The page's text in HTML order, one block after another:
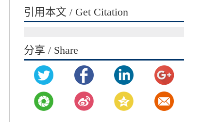
引用本文 / Get Citation
分享 / Share